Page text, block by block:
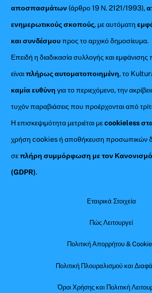
αποσπασμάτων (άρθρο 19 Ν. 2121/1993),
ενημερωτικούς σκοπούς, με αυτόματη
και συνδέσμουπρος το αρχικό δημοσίευμα.
Επειδή η διαδικασία συλλογής και εμφάνισης
είναιπλήρως αυτοματοποιημένη, το
καμία ευθύνη για το περιεχόμενο, την
τυχόν παραβιάσεις που προέρχονται από
Η επισκεψιμότητα μετριέται μεcookieless
χρήση cookies ή αποθήκευση προσωπικών
σεπλήρη συμμόρφωση με τον
(GDPR).
Εταιρικά Στοιχεία
Πώς Λειτουργεί
Πολιτική Απορρήτου &
Πολιτική Πλουραλισμού και
Όροι Χρήσης και Πολιτική